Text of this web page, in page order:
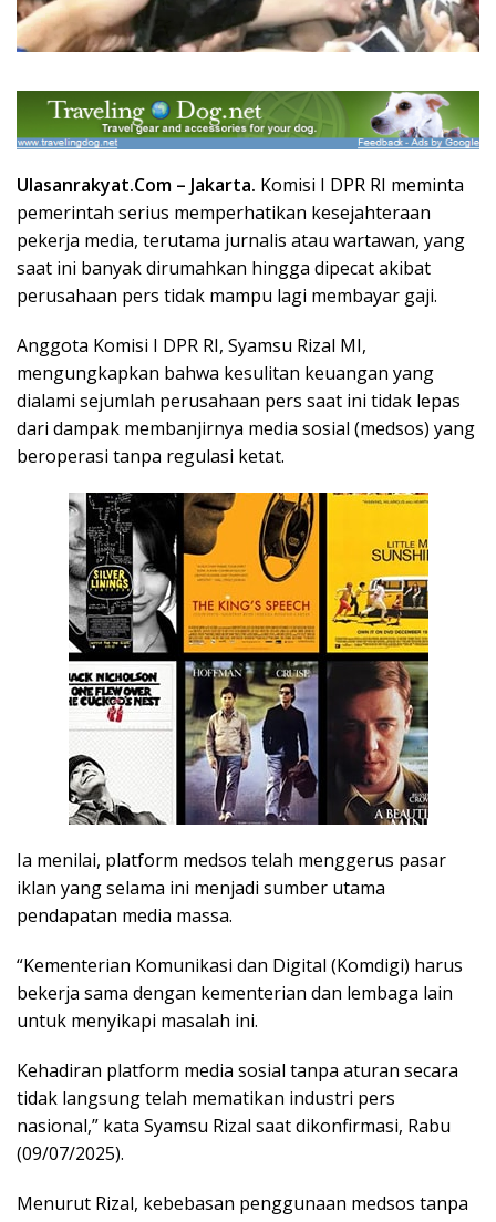
Ulasanrakyat.Com – Jakarta. Komisi I DPR RI meminta
pemerintah serius memperhatikan kesejahteraan
pekerja media, terutama jurnalis atau wartawan, yang
saat ini banyak dirumahkan hingga dipecat akibat
perusahaan pers tidak mampu lagi membayar gaji.
Anggota Komisi I DPR RI, Syamsu Rizal MI,
mengungkapkan bahwa kesulitan keuangan yang
dialami sejumlah perusahaan pers saat ini tidak lepas
dari dampak membanjirnya media sosial (medsos) yang
beroperasi tanpa regulasi ketat.
Ia menilai, platform medsos telah menggerus pasar
iklan yang selama ini menjadi sumber utama
pendapatan media massa.
“Kementerian Komunikasi dan Digital (Komdigi) harus
bekerja sama dengan kementerian dan lembaga lain
untuk menyikapi masalah ini.
Kehadiran platform media sosial tanpa aturan secara
tidak langsung telah mematikan industri pers
nasional,” kata Syamsu Rizal saat dikonfirmasi, Rabu
(09/07/2025).
Menurut Rizal, kebebasan penggunaan medsos tanpa